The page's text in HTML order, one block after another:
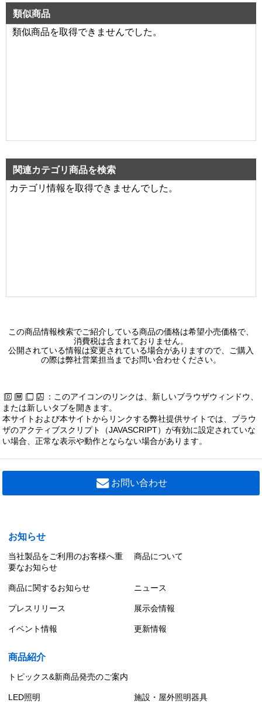
類似商品
類似商品を取得できませんでした。
関連カテゴリ商品を検索
カテゴリ情報を取得できませんでした。
この商品情報検索でご紹介している商品の価格は希望小売価格で、
消費税は含まれておりません。
公開されている情報は変更されている場合がありますので、ご購入
の際は弊社営業担当までお問い合わせください。
：このアイコンのリンクは、新しいブラウザウィンドウ、
または新しいタブを開きます。
本サイトおよび本サイトからリンクする弊社提供サイトでは、ブラウ
ザのアクティブスクリプト（JAVASCRIPT）が有効に設定されていな
い場合、正常な表示や動作とならない場合があります。
お問い合わせ
お知らせ
当社製品をご利用のお客様へ重
要なお知らせ
商品について
商品に関するお知らせ ニュース
プレスリリース 展示会情報
イベント情報 更新情報
商品紹介
トピックス&新商品発売のご案内
LED照明 施設・屋外照明器具